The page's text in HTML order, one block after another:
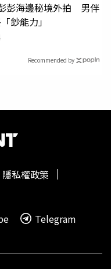
彭海邊秘境外拍 男伴
鈔能力」
Recommended by
隱私權政策
Telegram